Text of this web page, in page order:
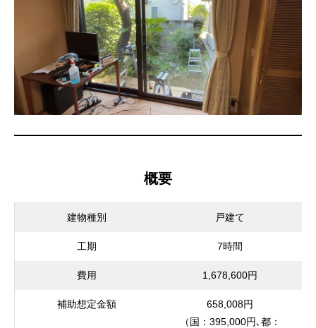
概要
建物種別 戸建て
工期 7時間
費用 1,678,600円
補助想定金額
658,008円
（国：395,000円､都：